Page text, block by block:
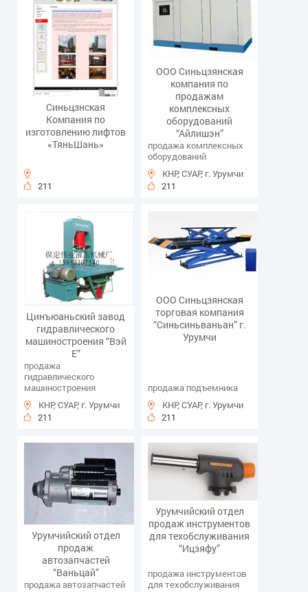
Синьцзнская
Компания по
изготовлению лифтов
«ТяньШань»
211
ООО Синьцзянская
компания по
продажам
комплексных
оборудований
“Айлишэн”
продажа комплексных
оборудований
КНР, СУАР, г. Урумчи
211
Цинъюаньский завод
гидравлического
машиностроения “Вэй
Е”
продажа
гидравлического
машиностроения
КНР, СУАР, г. Урумчи
211
ООО Синьцзянская
торговая компания
“Синьсиньваньан” г.
Урумчи
продажа подъемника
КНР, СУАР, г. Урумчи
211
Урумчийский отдел
продаж
автозапчастей
“Ваньцай”
продажа автозапчастей
Урумчийский отдел
продаж инструментов
для техобслуживания
“Ицзяфу”
продажа инструментов
для техобслуживания